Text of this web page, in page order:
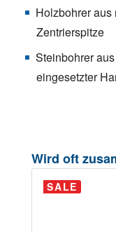
Holzbohrer
Zentrierspitze
Steinbohrer
eingesetzter
Produktgalerie
Wird oft
SALE